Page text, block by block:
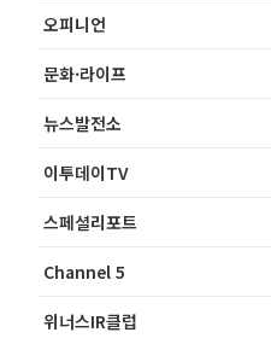
오피니언
문화·라이프
뉴스발전소
이투데이TV
스페셜리포트
Channel 5
위너스IR클럽